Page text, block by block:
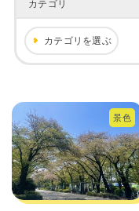
カテゴリ
カテゴリを選ぶ
景色